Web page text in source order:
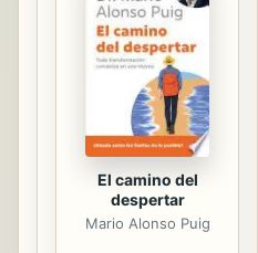
El camino del
despertar
Mario Alonso Puig